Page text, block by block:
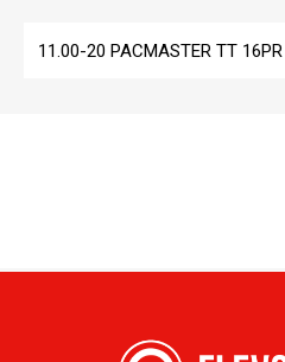
11.00-20 PACMASTER TT 16PR